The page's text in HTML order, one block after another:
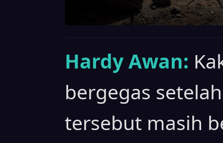
Hardy Awan:
bergegas
tersebut masih